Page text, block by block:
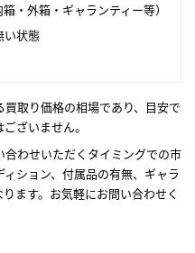
・外箱・ギャランティー等）
い状態
取り価格の相場であり、目安で
ざいません。
わせいただくタイミングでの市
ション、付属品の有無、ギャラ
ます。お気軽にお問い合わせく